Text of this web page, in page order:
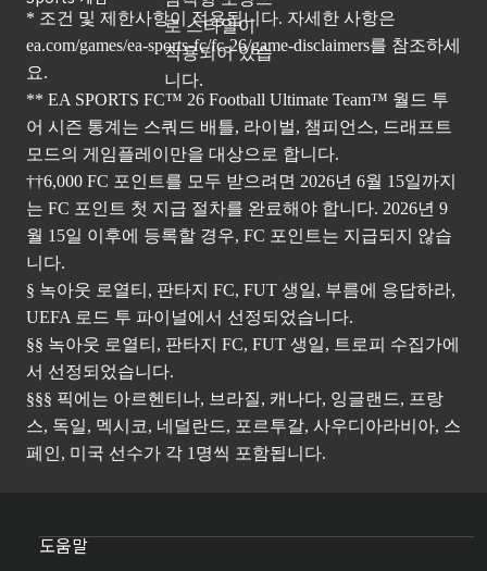
* 조건 및 제한사항이 적용됩니다. 자세한 사항은
ea.com/games/ea-sports-fc/fc-26/game-disclaimers를 참조하세
요.
** EA SPORTS FC™ 26 Football Ultimate Team™ 월드 투
어 시즌 통계는 스쿼드 배틀, 라이벌, 챔피언스, 드래프트
모드의 게임플레이만을 대상으로 합니다.
††6,000 FC 포인트를 모두 받으려면 2026년 6월 15일까지
는 FC 포인트 첫 지급 절차를 완료해야 합니다. 2026년 9
월 15일 이후에 등록할 경우, FC 포인트는 지급되지 않습
니다.
§ 녹아웃 로열티, 판타지 FC, FUT 생일, 부름에 응답하라,
UEFA 로드 투 파이널에서 선정되었습니다.
§§ 녹아웃 로열티, 판타지 FC, FUT 생일, 트로피 수집가에
서 선정되었습니다.
§§§ 픽에는 아르헨티나, 브라질, 캐나다, 잉글랜드, 프랑
스, 독일, 멕시코, 네덜란드, 포르투갈, 사우디아라비아, 스
페인, 미국 선수가 각 1명씩 포함됩니다.
도움말